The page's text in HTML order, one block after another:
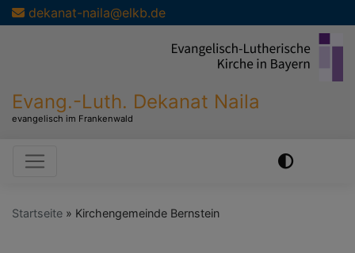
Direkt
zum
dekanat-naila@elkb.de
Evang.-Luth. Dekanat Naila
evangelisch im Frankenwald
Hauptnavigation
Startseite Kirchengemeinde Bernstein